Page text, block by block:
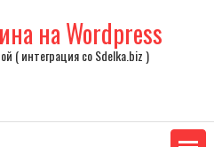
на Wordpress
( интеграция со Sdelka.biz )